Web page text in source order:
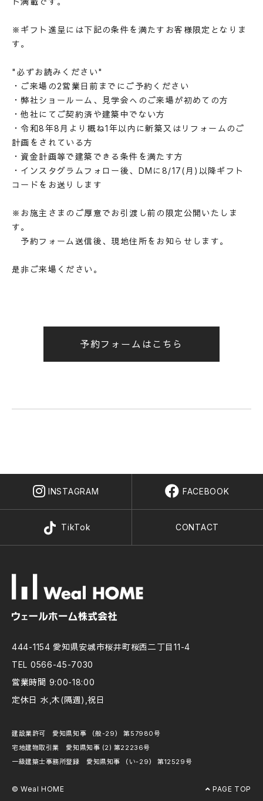
REFORM / RENOVATION
CONCEPT SHOWROOM
ショールーム
CONTACT
お問い合わせ
NEWS EVENT
RECRUIT
※ギフト進呈には下記の条件を満たすお客様限定となりま
す。
"必ずお読みください"
・ご来場の2営業日前までにご予約ください
・弊社ショールーム、見学会へのご来場が初めての方
・他社にてご契約済や建築中でない方
・令和8年8月より概ね1年以内に新築又はリフォームのご
計画をされている方
・資金計画等で建築できる条件を満たす方
・インスタグラムフォロー後、DMに8/17(月)以降ギフト
コードをお送りします
※お施主さまのご厚意でお引渡し前の限定公開いたしま
す。
予約フォーム送信後、現地住所をお知らせします。
是非ご来場ください。
予約フォームはこちら
444-1154 愛知県安城市桜井町桜西二丁目11-4
TEL 0566-45-7030
営業時間 9:00-18:00
定休日 水,木(隔週),祝日
建設業許可 愛知県知事 （般-29） 第57980号
宅地建物取引業 愛知県知事 (2) 第22236号
一級建築士事務所登録 愛知県知事 （い-29） 第12529号
INSTAGRAM FACEBOOK
TikTok CONTACT
PAGE TOP
© Weal HOME